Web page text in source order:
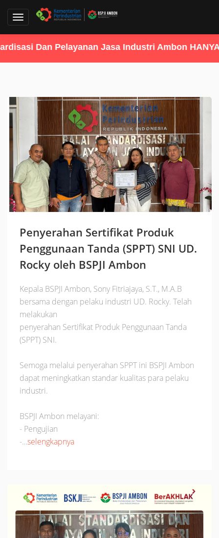
Toggle
Dan Pelayanan Jasa Industri Ambon HANYA
Penyerahan Sertifikat Produk
Penggunaan Tanda (SPPT) SNI UD.
Rocky oleh BSPJI Ambon
Kepala BSPJI Ambon, Sony Fitriajaya, S.T., M.A.B
bersama dengan pelaku industri UD. Rocky. Telah
melakukan
penyerahan Sertifikat Produk Penggunaan Tanda
(SPPT) SNI.
Semoga melalui penyerahan SPPT ini BSPJI Ambon
dapat meningkatkan standar kualitas para pelaku
industri.
BSPJI Ambon melayani:
- Pengujian
-…selengkapnya